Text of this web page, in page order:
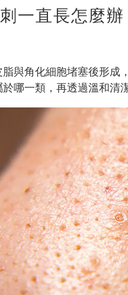
一直長怎麼
與角化細胞堵塞後形成
哪一類，再透過溫和清